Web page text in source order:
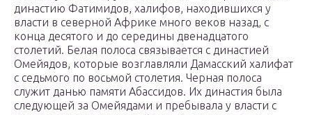
династию Фатимидов, халифов, находившихся у
власти в северной Африке много веков назад, с
конца десятого и до середины двенадцатого
столетий. Белая полоса связывается с династией
Омейядов, которые возглавляли Дамасский халифат
с седьмого по восьмой столетия. Черная полоса
служит данью памяти Абассидов. Их династия была
следующей за Омейядами и пребывала у власти с